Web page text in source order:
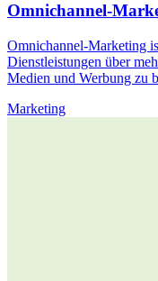
Omnichannel-
Omnichannel-Marketing
Dienstleistungen über
Medien und Werbung zu
Marketing